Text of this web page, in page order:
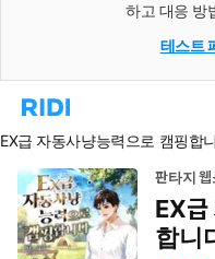
하고 대응 방
테스트
리
홈
로
이
동
EX급 자동사냥능력으로 캠핑합
판타지 웹
EX급
합니